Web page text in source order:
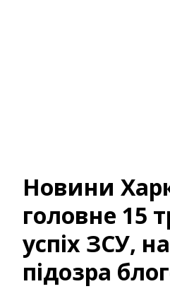
Новини
головне 15
успіх ЗСУ,
підозра